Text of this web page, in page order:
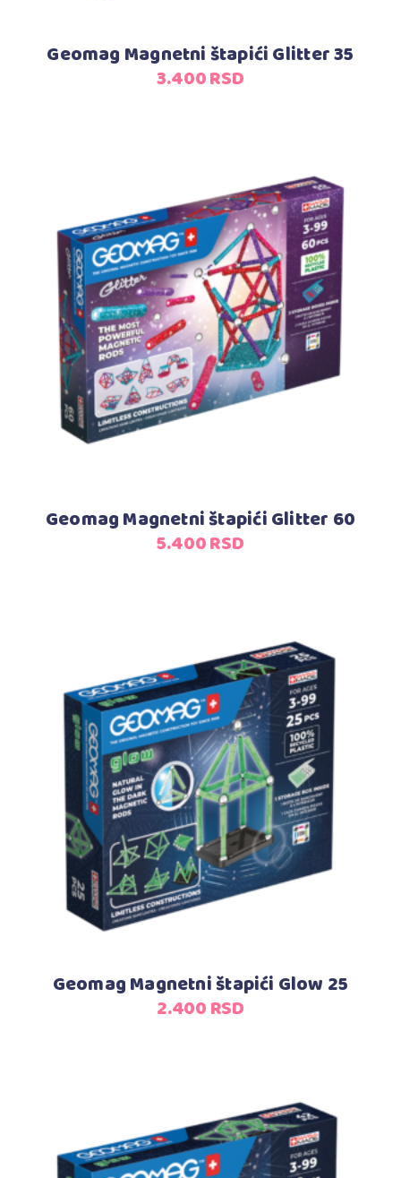
Geomag Magnetni štapići Glitter 35
3.400RSD
Dodaj u korpu
Geomag Magnetni štapići Glitter 60
5.400RSD
Dodaj u korpu
Geomag Magnetni štapići Glow 25
2.400RSD